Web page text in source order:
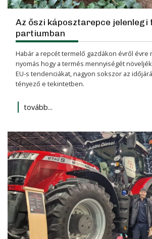
Az őszi káposztarepce jelenlegi
partiumban
Habár a repcét termelő gazdákon évről évre
nyomás hogy a termés mennyiségét
EU-s tendenciákat, nagyon sokszor az
tényező e tekintetben.
tovább...